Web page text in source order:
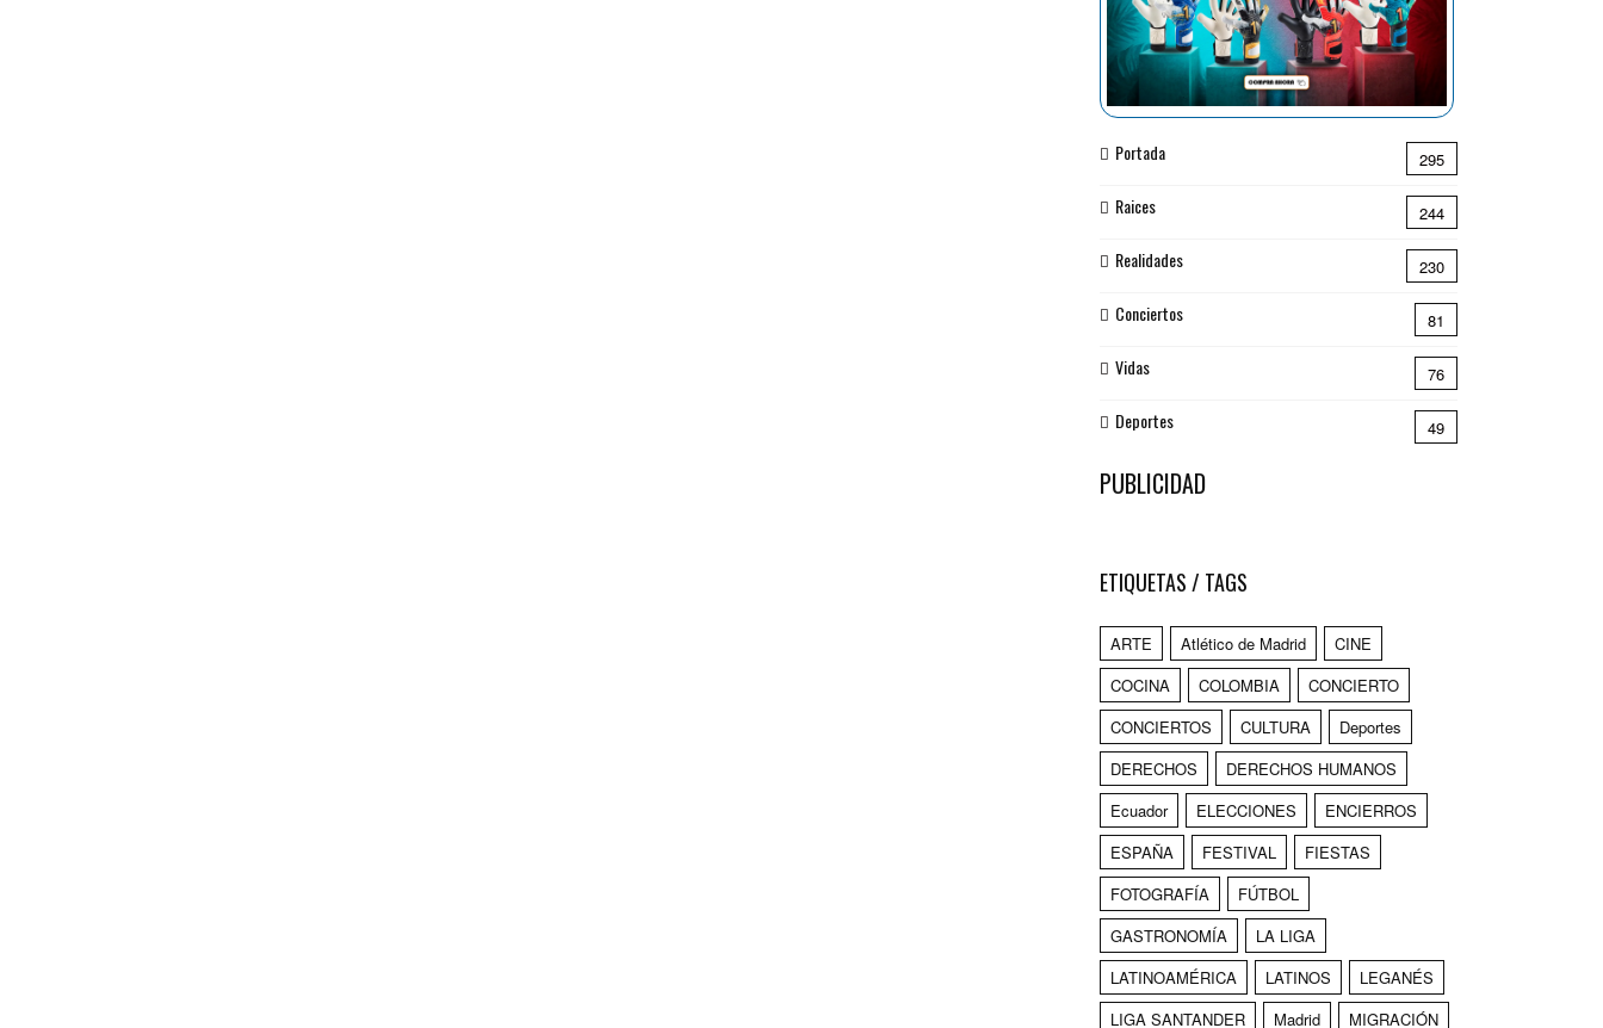
Portada 295
Raices 244
Realidades 230
Conciertos 81
Vidas 76
Deportes 49
PUBLICIDAD
ETIQUETAS / TAGS
ARTE Atlético de Madrid
CINE
COCINA
COLOMBIA
CONCIERTO
CONCIERTOS
CULTURA
Deportes
DERECHOS
DERECHOS HUMANOS
Ecuador
ELECCIONES
ENCIERROS
ESPAÑA
FESTIVAL
FIESTAS
FOTOGRAFÍA
FÚTBOL
GASTRONOMÍA
LA LIGA
LATINOAMÉRICA
LATINOS
LEGANÉS
LIGA SANTANDER
Madrid
MIGRACIÓN